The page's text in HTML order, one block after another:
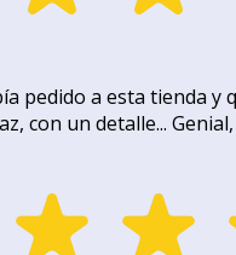
pedido a esta tienda y
con un detalle...